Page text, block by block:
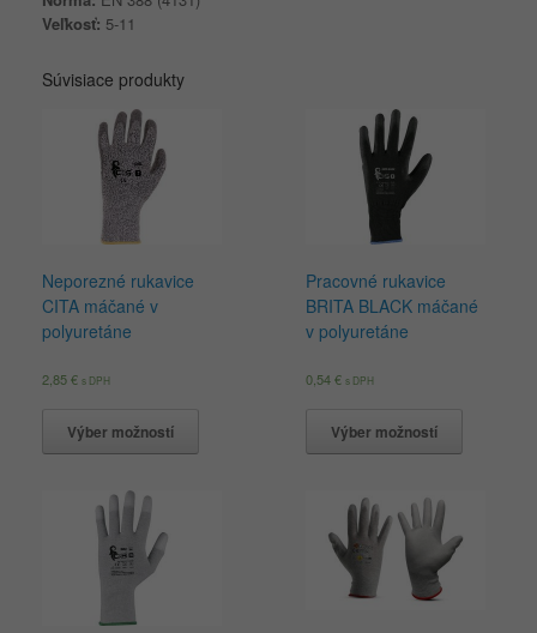
Veľkosť: 5-11
Súvisiace produkty
Neporezné rukavice
CITA máčané v
polyuretáne
2,85€ s DPH
Výber možností
Pracovné rukavice
BRITA BLACK máčané
v polyuretáne
0,54€ s DPH
Výber možností